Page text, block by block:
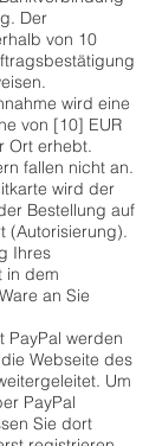
Der
von 10
wird eine
von [10] EUR
Ort erhebt.
fallen nicht an.
wird der
Bestellung auf
(Autorisierung).
Ihres
in dem
an Sie
PayPal werden
Webseite des
Um
PayPal
Sie dort